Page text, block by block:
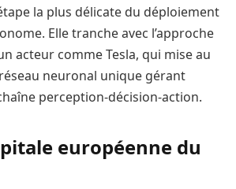
la plus délicate du déploiement
Elle tranche avec l’approche
acteur comme Tesla, qui mise au
neuronal unique gérant
perception-décision-action.
européenne du